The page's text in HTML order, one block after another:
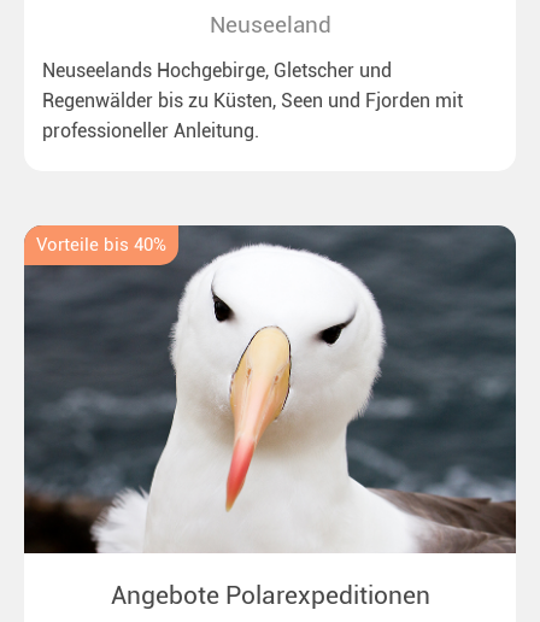
Neuseeland
Neuseelands Hochgebirge, Gletscher und
Regenwälder bis zu Küsten, Seen und Fjorden mit
professioneller Anleitung.
Vorteile bis 40%
Angebote Polarexpeditionen